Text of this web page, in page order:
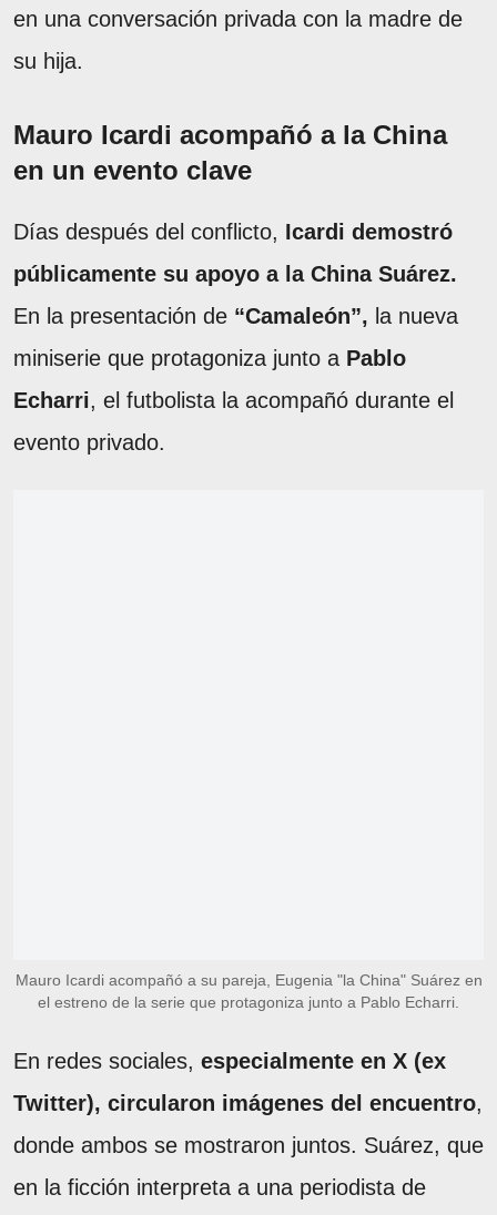
en una conversación privada con la madre de
su hija.
Mauro Icardi acompañó a la China
en un evento clave
Días después del conflicto, Icardi demostró
públicamente su apoyo a la China Suárez.
En la presentación de “Camaleón”, la nueva
miniserie que protagoniza junto a Pablo
Echarri, el futbolista la acompañó durante el
evento privado.
Mauro Icardi acompañó a su pareja, Eugenia "la China" Suárez en
el estreno de la serie que protagoniza junto a Pablo Echarri.
En redes sociales, especialmente en X (ex
Twitter), circularon imágenes del encuentro,
donde ambos se mostraron juntos. Suárez, que
en la ficción interpreta a una periodista de